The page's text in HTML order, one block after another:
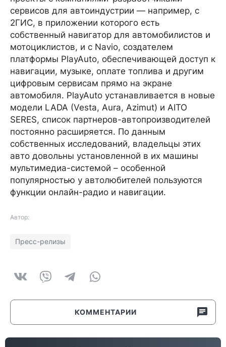
сервисов для автоиндустрии — например, с
2ГИС, в приложении которого есть
собственный навигатор для автомобилистов и
мотоциклистов, и с Navio, создателем
платформы PlayAuto, обеспечивающей доступ к
навигации, музыке, оплате топлива и другим
цифровым сервисам прямо на экране
автомобиля. PlayAuto устанавливается в новые
модели LADA (Vesta, Aura, Azimut) и AITO
SERES, список партнеров-автопроизводителей
постоянно расширяется. По данным
собственных исследований, владельцы этих
авто довольны установленной в их машины
мультимедиа-системой – особенной
популярностью у автолюбителей пользуются
функции онлайн-радио и навигации.
Автор:
Пресс-релизы
КОММЕНТАРИИ